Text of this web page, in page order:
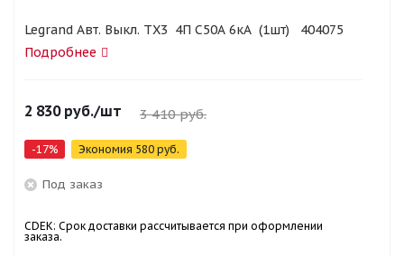
Legrand Авт. Выкл. ТХ3 4П С50А 6кА (1шт) 404075
Подробнее
2 830руб./шт 3 410руб.
-17% Экономия 580 руб.
Под заказ
CDEK: Срок доставки рассчитывается при оформлении
заказа.